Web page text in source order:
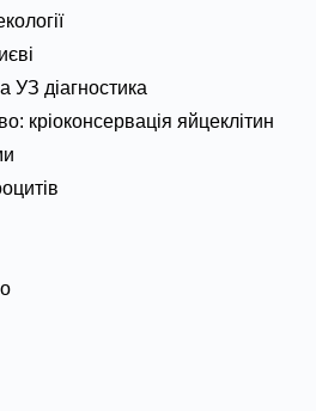
УЗ діагностика
кріоконсервація яйцеклітин